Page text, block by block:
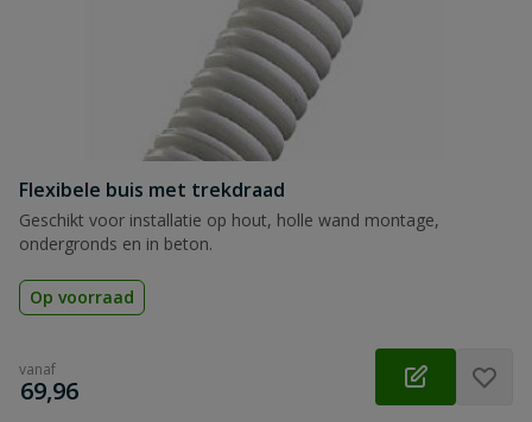
Flexibele buis met trekdraad
Geschikt voor installatie op hout, holle wand montage,
ondergronds en in beton.
Op voorraad
vanaf
€
69,96